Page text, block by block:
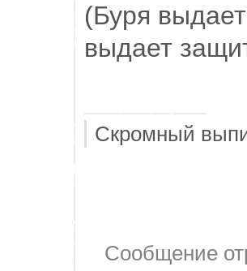
(Буря
выдает
Скромный
Сообщение